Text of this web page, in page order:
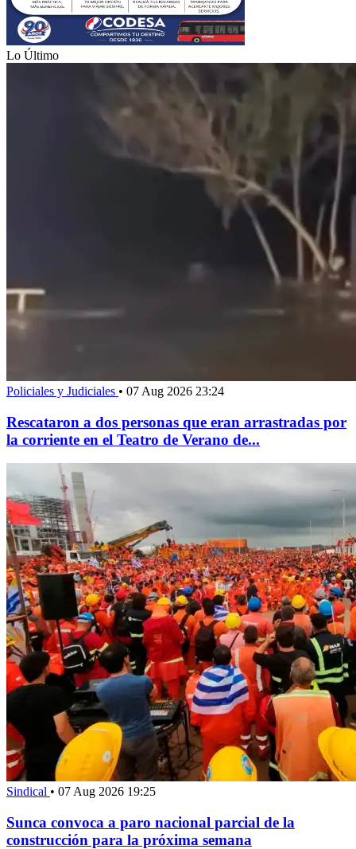
Lo Último
Policiales y Judiciales • 07 Aug 2026 23:24
Rescataron a dos personas que eran arrastradas por
la corriente en el Teatro de Verano de...
Sindical • 07 Aug 2026 19:25
Sunca convoca a paro nacional parcial de la
construcción para la próxima semana